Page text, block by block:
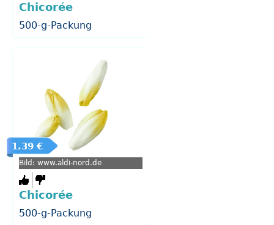
Chicorée
500-g-Packung
1.39 €
Bild: www.aldi-nord.de
Chicorée
500-g-Packung